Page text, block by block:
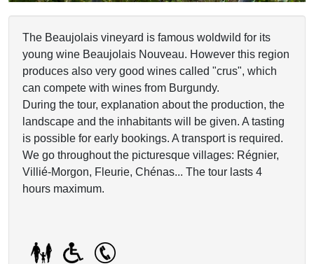
The Beaujolais vineyard is famous woldwild for its
young wine Beaujolais Nouveau. However this region
produces also very good wines called "crus", which
can compete with wines from Burgundy.
During the tour, explanation about the production, the
landscape and the inhabitants will be given. A tasting
is possible for early bookings. A transport is required.
We go throughout the picturesque villages: Régnier,
Villié-Morgon, Fleurie, Chénas... The tour lasts 4
hours maximum.